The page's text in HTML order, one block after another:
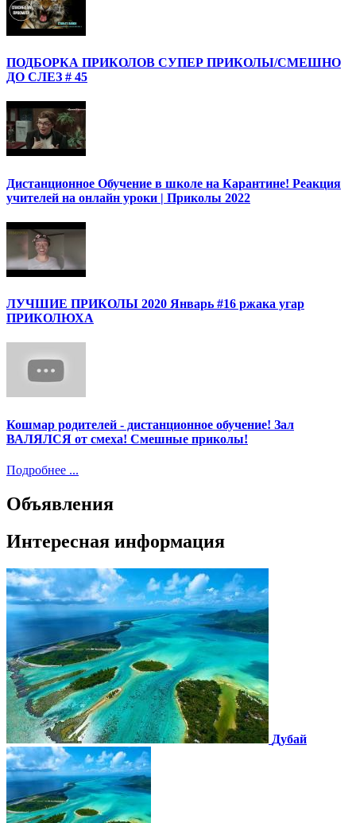
ПОДБОРКА ПРИКОЛОВ СУПЕР ПРИКОЛЫ/СМЕШНО
ДО СЛЕЗ # 45
Дистанционное Обучение в школе на Карантине! Реакция
учителей на онлайн уроки | Приколы 2022
ЛУЧШИЕ ПРИКОЛЫ 2020 Январь #16 ржака угар
ПРИКОЛЮХА
Кошмар родителей - дистанционное обучение! Зал
ВАЛЯЛСЯ от смеха! Смешные приколы!
Подробнее ...
Объявления
Интересная информация
Дубай